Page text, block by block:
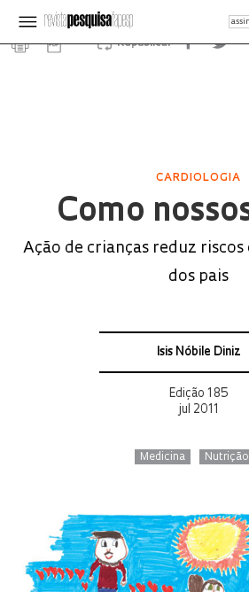
Republicar
CARDIOLOGIA
Como
Ação de crianças reduz
dos pais
Isis Nóbile Diniz
Edição 185
jul 2011
Medicina Nutrição